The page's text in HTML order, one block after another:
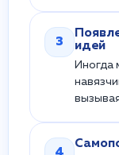
3
идей
Иногда